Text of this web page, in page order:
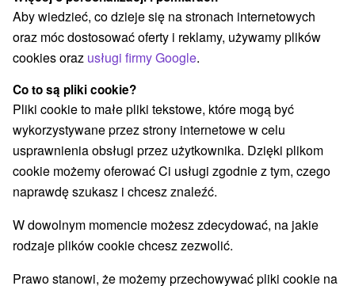
Kategorie
Wszystkie kategorie
Wellness pobyty(2)
Wyjazdy weekendowe(3) Pobyty dla seniorów
Wybierz lokalizację lub datę
WSZYSTKO NAJTAŃSZE NAJDROŻSZE NA
Aby wiedzieć, co dzieje się na stronach internetowych
oraz móc dostosować oferty i reklamy, używamy plików
cookies oraz usługi firmy Google.
Co to są pliki cookie?
Pliki cookie to małe pliki tekstowe, które mogą być
wykorzystywane przez strony internetowe w celu
usprawnienia obsługi przez użytkownika. Dzięki plikom
cookie możemy oferować Ci usługi zgodnie z tym, czego
naprawdę szukasz i chcesz znaleźć.
W dowolnym momencie możesz zdecydować, na jakie
rodzaje plików cookie chcesz zezwolić.
Prawo stanowi, że możemy przechowywać pliki cookie na